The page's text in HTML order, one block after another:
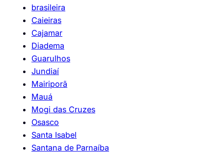
brasileira
Caieiras
Cajamar
Diadema
Guarulhos
Jundiaí
Mairiporã
Mauá
Mogi das Cruzes
Osasco
Santa Isabel
Santana de Parnaíba